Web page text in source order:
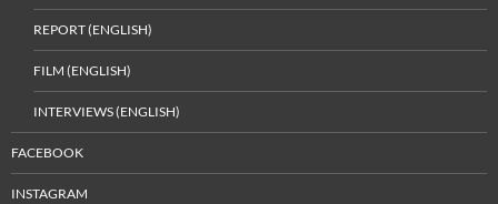
REPORT (ENGLISH)
FILM (ENGLISH)
INTERVIEWS (ENGLISH)
FACEBOOK
INSTAGRAM